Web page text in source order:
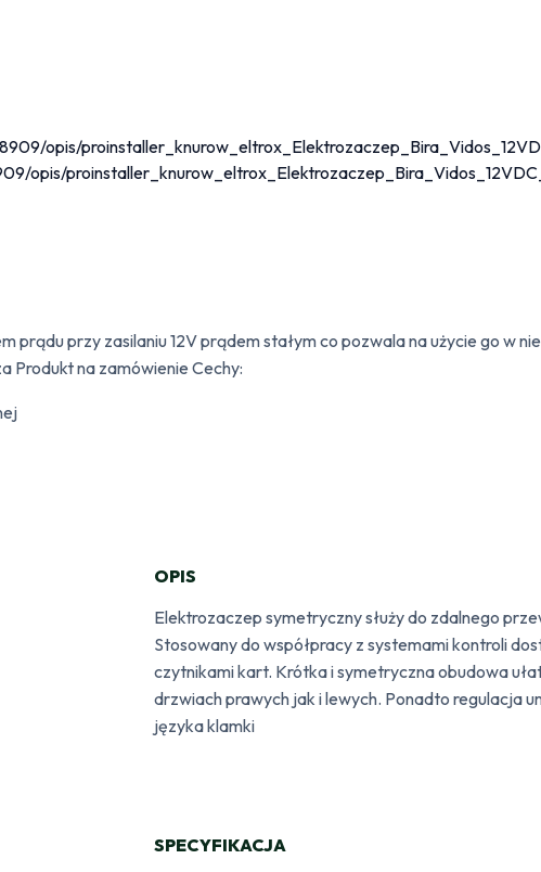
opis/
opis/
prądu przy zasilaniu 12V prądem stałym co pozwala na użycie go w
Produkt na zamówienie Cechy:
OPIS
Elektrozaczep symetryczny służy do zdalnego
Stosowany do współpracy z systemami kontroli
czytnikami kart. Krótka i symetryczna obudowa
drzwiach prawych jak i lewych. Ponadto regulacja
języka klamki
SPECYFIKACJA